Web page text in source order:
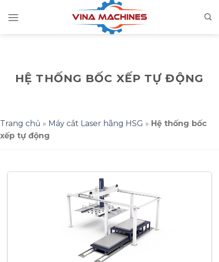
HỆ THỐNG BỐC XẾP TỰ ĐỘNG
Trang chủ » Máy cắt Laser hãng HSG » Hệ thống bốc
xếp tự động